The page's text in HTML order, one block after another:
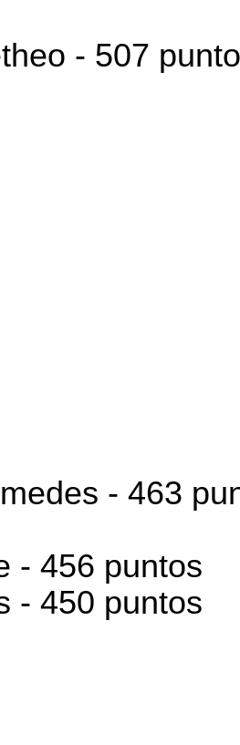
- 507
- 463
- 456 puntos
- 450 puntos